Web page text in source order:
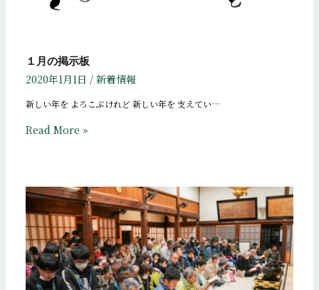
１月の掲示板
2020年1月1日 / 新着情報
新しい年を よろこぶけれど 新しい年を 支えてい…
Read More »